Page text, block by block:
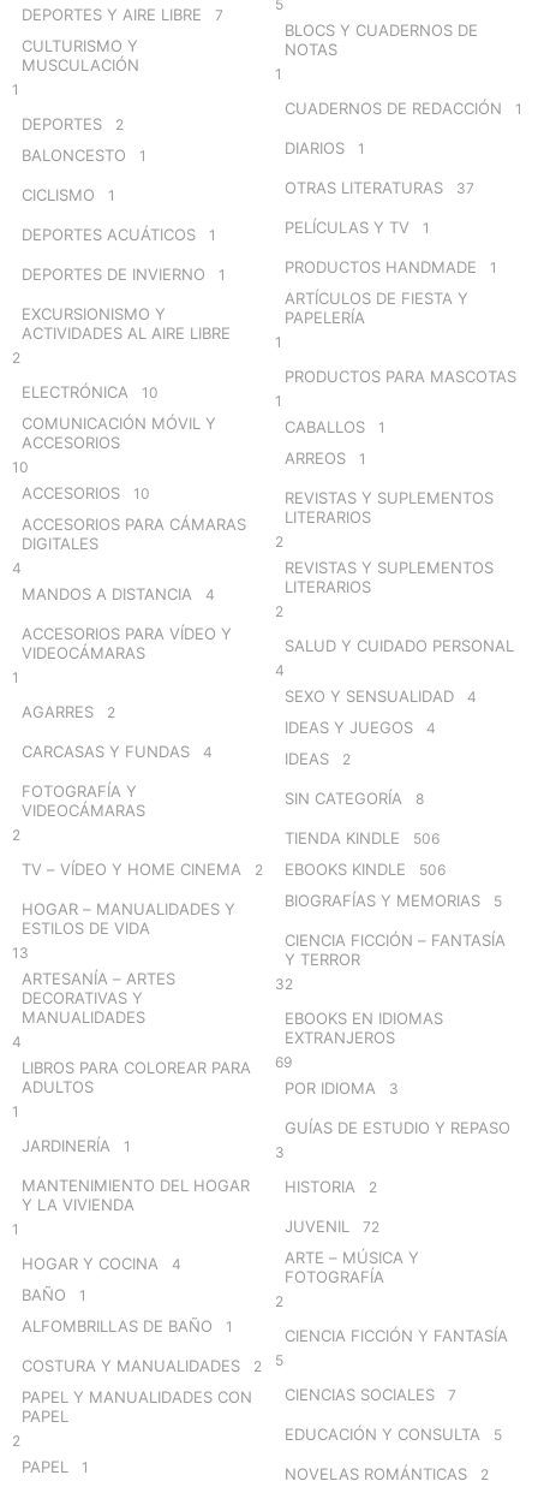
DEPORTES Y AIRE LIBRE 7
CULTURISMO Y
MUSCULACIÓN
1
DEPORTES 2
BALONCESTO 1
CICLISMO 1
DEPORTES ACUÁTICOS 1
DEPORTES DE INVIERNO 1
EXCURSIONISMO Y
ACTIVIDADES AL AIRE LIBRE
2
ELECTRÓNICA 10
COMUNICACIÓN MÓVIL Y
ACCESORIOS
10
ACCESORIOS 10
ACCESORIOS PARA CÁMARAS
DIGITALES
4
MANDOS A DISTANCIA 4
ACCESORIOS PARA VÍDEO Y
VIDEOCÁMARAS
1
AGARRES 2
CARCASAS Y FUNDAS 4
FOTOGRAFÍA Y
VIDEOCÁMARAS
2
TV – VÍDEO Y HOME CINEMA 2
HOGAR – MANUALIDADES Y
ESTILOS DE VIDA
13
ARTESANÍA – ARTES
DECORATIVAS Y
MANUALIDADES
4
LIBROS PARA COLOREAR PARA
ADULTOS
1
JARDINERÍA 1
MANTENIMIENTO DEL HOGAR
Y LA VIVIENDA
1
HOGAR Y COCINA 4
BAÑO 1
ALFOMBRILLAS DE BAÑO 1
COSTURA Y MANUALIDADES 2
PAPEL Y MANUALIDADES CON
PAPEL
2
PAPEL 1
5
BLOCS Y CUADERNOS DE
NOTAS
1
CUADERNOS DE REDACCIÓN 1
DIARIOS 1
OTRAS LITERATURAS 37
PELÍCULAS Y TV 1
PRODUCTOS HANDMADE 1
ARTÍCULOS DE FIESTA Y
PAPELERÍA
1
PRODUCTOS PARA MASCOTAS
1
CABALLOS 1
ARREOS 1
REVISTAS Y SUPLEMENTOS
LITERARIOS
2
REVISTAS Y SUPLEMENTOS
LITERARIOS
2
SALUD Y CUIDADO PERSONAL
4
SEXO Y SENSUALIDAD 4
IDEAS Y JUEGOS 4
IDEAS 2
SIN CATEGORÍA 8
TIENDA KINDLE 506
EBOOKS KINDLE 506
BIOGRAFÍAS Y MEMORIAS 5
CIENCIA FICCIÓN – FANTASÍA
Y TERROR
32
EBOOKS EN IDIOMAS
EXTRANJEROS
69
POR IDIOMA 3
GUÍAS DE ESTUDIO Y REPASO
3
HISTORIA 2
JUVENIL 72
ARTE – MÚSICA Y
FOTOGRAFÍA
2
CIENCIA FICCIÓN Y FANTASÍA
5
CIENCIAS SOCIALES 7
EDUCACIÓN Y CONSULTA 5
NOVELAS ROMÁNTICAS 2